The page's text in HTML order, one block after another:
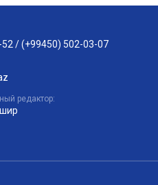
/(+99450) 502-03-07
редактор: